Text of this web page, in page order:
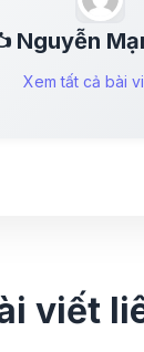
Nguyễn
Xem tất cả bài
viết